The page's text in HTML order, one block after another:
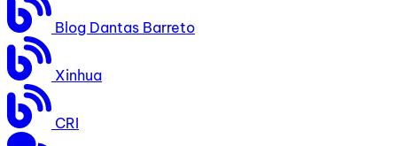
Blog Dantas Barreto
Xinhua
CRI